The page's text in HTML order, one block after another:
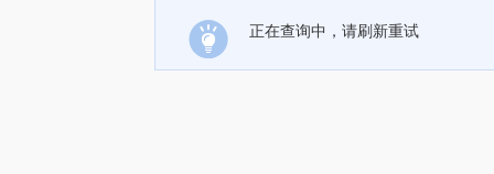
正在查询中，请刷新重试